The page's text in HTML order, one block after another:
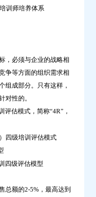
，必须与企业的战略相
争等方面的组织需求相
组成部分。只有这样，
对性的。
估模式，简称“4R”，
总额的2-5%，最高达到